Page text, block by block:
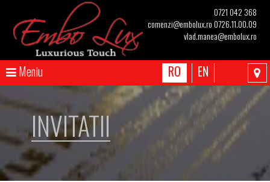
0721 042 368
comenzi@embolux.ro0726.11.00.09
vlad.manea@embolux.ro
Meniu RO EN
INVITATII